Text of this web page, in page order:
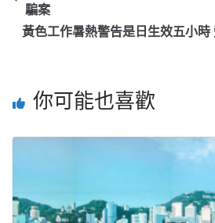
騙案
黃色工作暑熱警告是日生效五小
你可能也喜歡